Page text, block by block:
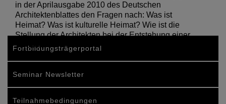
in der Aprilausgabe 2010 des Deutschen
Architektenblattes den Fragen nach: Was ist
Heimat? Was ist kulturelle Heimat? Wie ist die
Stellung der Architekten bei der Entstehung einer
solchen?
Fortbildungsträgerportal
Seminar Newsletter
Teilnahmebedingungen